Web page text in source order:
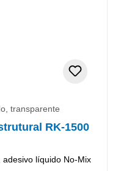
transparente
RK-1500
líquido No-Mix